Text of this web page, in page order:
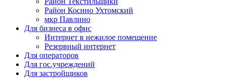
Район Косино Ухтомский
мкр Павлино
Для бизнеса в офис
Интернет в нежилое помещение
Резервный интернет
Для операторов
Для гос.учреждений
Для застройщиков